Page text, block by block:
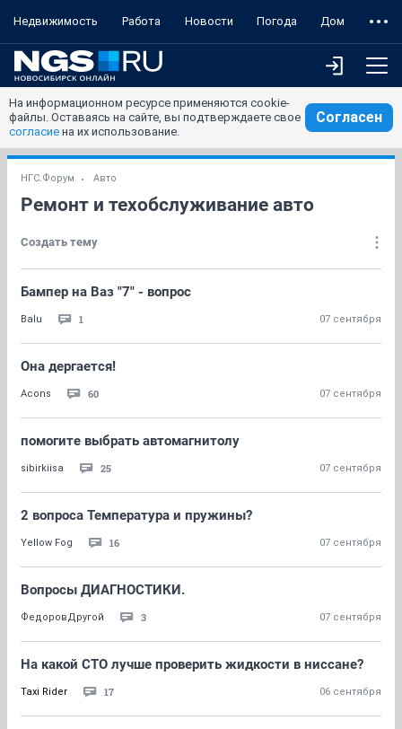
Недвижимость Работа Новости Погода Дом
На информационном ресурсе применяются cookie-
файлы. Оставаясь на сайте, вы подтверждаете свое
согласие на их использование.
Согласен
НГС.Форум Авто
Ремонт и техобслуживание авто
Создать тему
Бампер на Ваз "7" - вопрос
Balu 1 07 сентября
Она дергается!
Acons 60 07 сентября
помогите выбрать автомагнитолу
sibirkiisa 25 07 сентября
2 вопроса Температура и пружины?
Yellow Fog 16 07 сентября
Вопросы ДИАГНОСТИКИ.
ФедоровДругой 3 07 сентября
На какой СТО лучше проверить жидкости в ниссане?
Taxi Rider 17 06 сентября